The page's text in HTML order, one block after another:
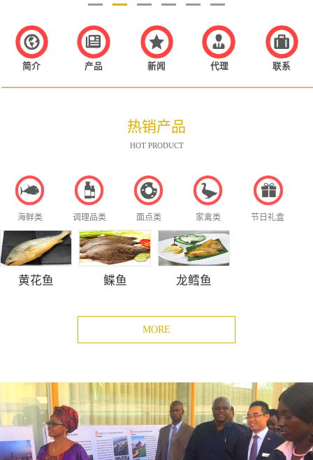
简介 产品 新闻 代理 联系
热销产品
HOT PRODUCT
海鲜类 调理品类 面点类 家禽类 节日礼盒
黄花鱼 鲽鱼 龙鳕鱼
MORE